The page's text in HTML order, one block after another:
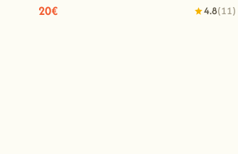
20€
4.8(11)